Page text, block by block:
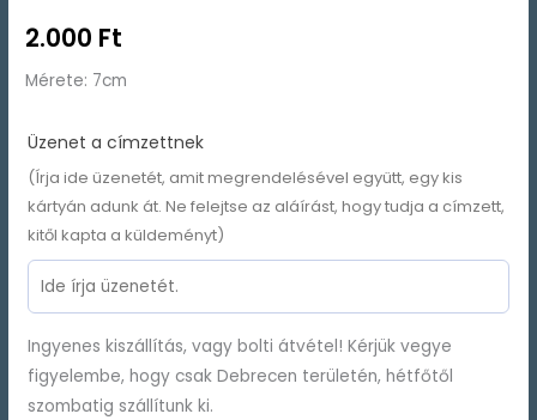
2.000 Ft
Mérete: 7cm
Üzenet a címzettnek
(Írja ide üzenetét, amit megrendelésével együtt, egy kis
kártyán adunk át. Ne felejtse az aláírást, hogy tudja a címzett,
kitől kapta a küldeményt)
Ingyenes kiszállítás, vagy bolti átvétel! Kérjük vegye
figyelembe, hogy csak Debrecen területén, hétfőtől
szombatig szállítunk ki.